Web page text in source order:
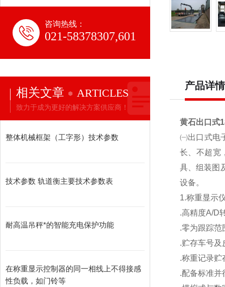
咨询热线：
021-58378307,601
相关文章 ARTICLES
致力于成为更好的解决方案供应商！
整体机械框架（工字形）技术参数
技术参数 轨道衡主要技术参数表
耐高温吊秤*的智能充电保护功能
在称重显示控制器的同一相线上不得接感
性负载，如门铃等
产品详情
黄石出口式
㈠出口式电
长、不超宽
具、组装图
设备。
1.称重显示
.高精度A/D
.零为跟踪范
.贮存车号及
.称重记录贮
.配备标准并